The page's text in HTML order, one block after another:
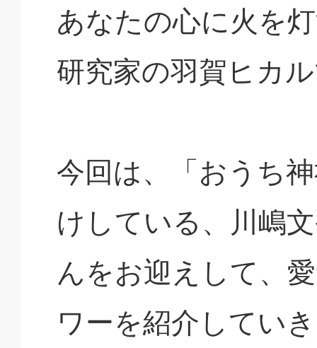
あなたの心に火を
研究家の羽賀ヒカ
今回は、「おうち
けしている、川嶋
んをお迎えして、
ワーを紹介してい